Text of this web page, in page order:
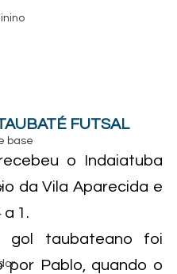
base
FUTSAL
o Indaiatuba
da Vila Aparecida e
1.
gol taubateano foi
por Pablo, quando o